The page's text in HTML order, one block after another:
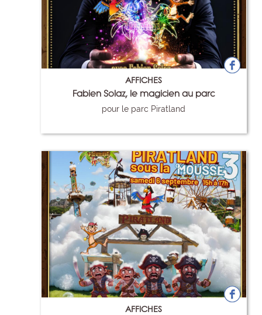
AFFICHES
Fabien Solaz, le magicien au parc
pour le parc Piratland
AFFICHES